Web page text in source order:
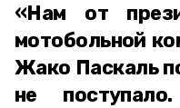
«Нам от
мотобольной
Жако Паскаль
не